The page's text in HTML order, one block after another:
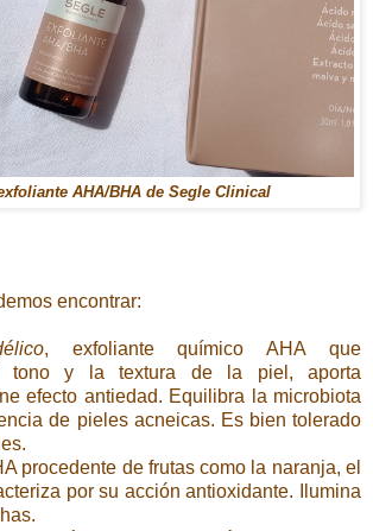
AHA/BHA de Segle Clinical
encontrar:
, exfoliante químico AHA que
tono y la textura de la piel, aporta
efecto antiedad. Equilibra la microbiota
de pieles acneicas. Es bien tolerado
procedente de frutas como la naranja, el
por su acción antioxidante. Ilumina